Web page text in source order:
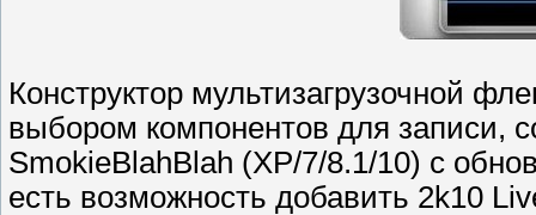
Конструктор мультизагрузочной
выбором компонентов для записи,
SmokieBlahBlah (XP/7/8.1/10) с
есть возможность добавить 2k10